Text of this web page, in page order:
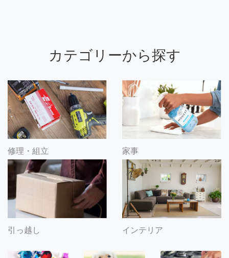
カテゴリーから探す
修理・組立 家事
引っ越し インテリア